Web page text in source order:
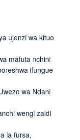
ujenzi wa kituo
mafuta nchini
ifungue
wa Ndani
wengi zaidi
la fursa,